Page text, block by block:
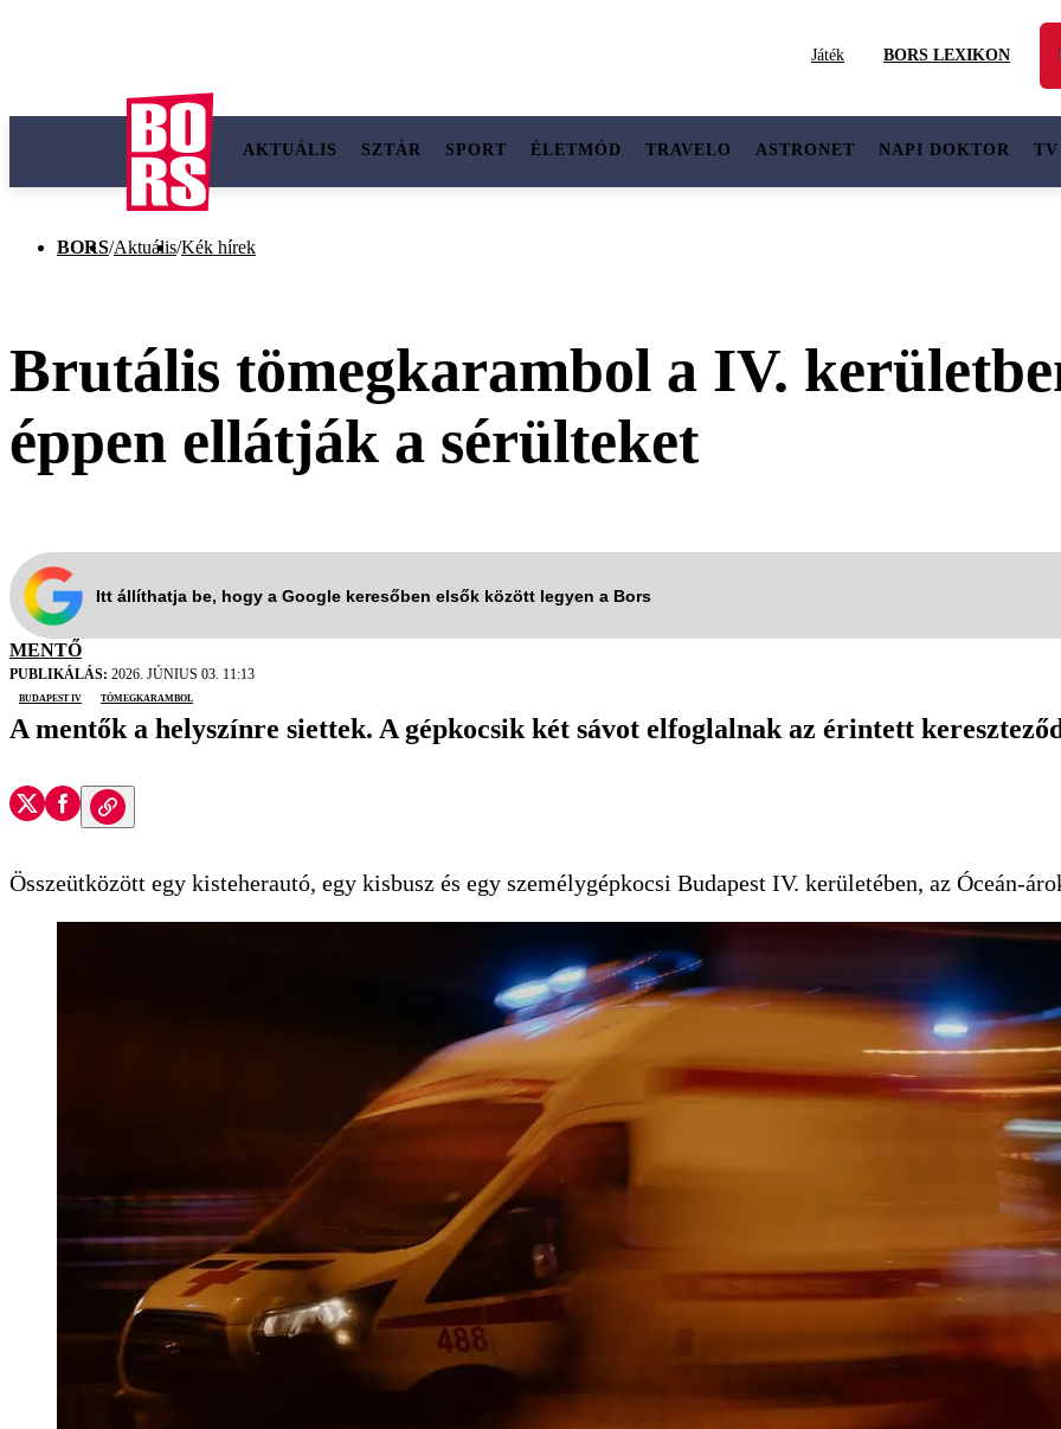
Játék BORS LEXIKON
AKTUÁLIS SZTÁR SPORT ÉLETMÓD TRAVELO ASTRONET NAPI DOKTOR TV
BORS/Aktuális/Kék hírek
Brutális tömegkarambol a IV.
éppen ellátják a sérülteket
Itt állíthatja be, hogy a Google keresőben elsők között legyen a Bors
MENTŐ
PUBLIKÁLÁS: 2026. JÚNIUS 03. 11:13
budapest iv
tömegkarambol
A mentők a helyszínre siettek. A gépkocsik két sávot elfoglalnak az érintett
Összeütközött egy kisteherautó, egy kisbusz és egy személygépkocsi Budapest IV. kerületében, az Óceán-